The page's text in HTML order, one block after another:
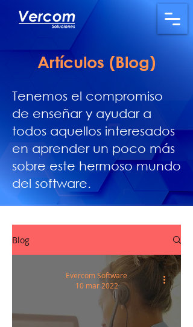
Artículos (Blog)
Tenemos el compromiso
de enseñar y ayudar a
todos aquellos interesados
en aprender un poco más
sobre este hermoso mundo
del software.
Blog
Evercom Software
10 mar 2022